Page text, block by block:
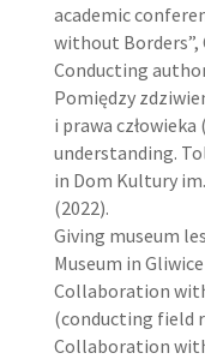
academic
without Borders”,
Conducting
Pomiędzy
i prawa
understanding.
in Dom Kultury
(2022).
Giving museum
Museum in
Collaboration
(conducting field
Collaboration